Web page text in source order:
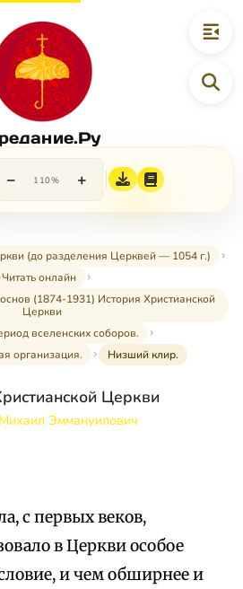
− 110% +
(до разделения Церквей — 1054 г.)
Читать онлайн
(1874-1931) История Христианской
Церкви
вселенских соборов.
организация.
Низший клир.
Церкви
Эммануилович
с первых веков,
в Церкви особое
и чем обширнее и